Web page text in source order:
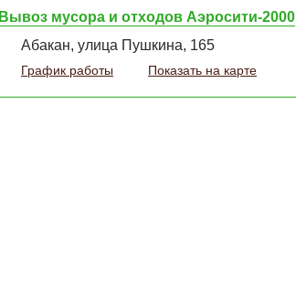
Вывоз мусора и отходов Аэросити-2000
Абакан, улица Пушкина, 165
График работы Показать на карте